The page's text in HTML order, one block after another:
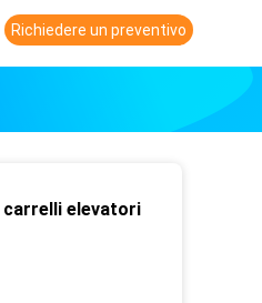
Richiedere un preventivo
elevatori